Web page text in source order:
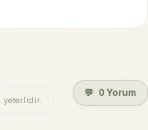
yeterlidir.
💬 0 Yorum